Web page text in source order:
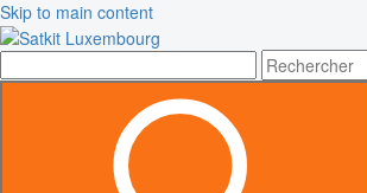
Skip to main content